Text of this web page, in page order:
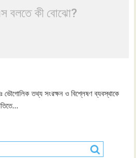
বলতে কী বোঝো?
তথ্য সংরক্ষন ও বিশ্লেষণ ব্যবস্থাকে